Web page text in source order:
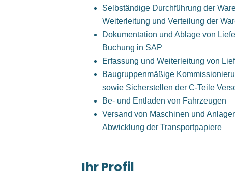
Selbständige Durchführung der
Weiterleitung und Verteilung der
Dokumentation und Ablage von
Buchung in SAP
Erfassung und Weiterleitung von
Baugruppenmäßige
sowie Sicherstellen der C-Teile
Be- und Entladen von Fahrzeugen
Versand von Maschinen und
Abwicklung der Transportpapiere
Ihr Profil